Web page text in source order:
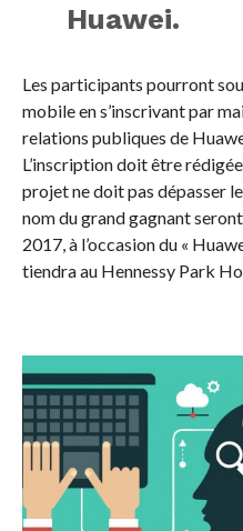
Huawei.
Les participants pourront
mobile en s’inscrivant par
relations publiques de
L’inscription doit être
projet ne doit pas dépasser
nom du grand gagnant
2017, à l’occasion du «
tiendra au Hennessy Park